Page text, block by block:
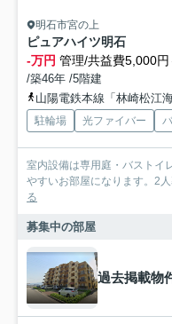
明石市宮の上
ピュアハイツ明石
-万円 管理/共益費5,000円
/築46年 /5階建
山陽電鉄本線「林崎松江
駐輪場 光ファイバー
室内設備は専用庭・バストイ
やすいお部屋になります。2
る
募集中の部屋
過去掲載物